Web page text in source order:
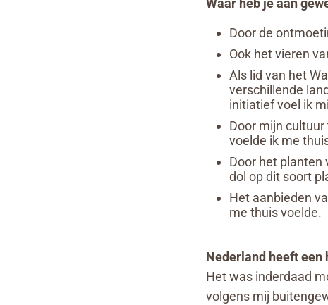
Waar heb je aan
Door de
Ook het vieren
Als lid van het
verschillende
initiatief voel ik
Door mijn
voelde ik me
Door het planten
dol op dit soort
Het aanbieden
me thuis voelde.
Nederland heeft een
Het was inderdaad
volgens mij